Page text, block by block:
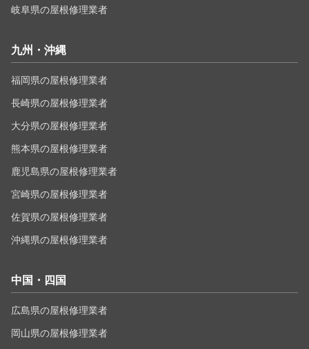
岐阜県の屋根修理業者
九州・沖縄
福岡県の屋根修理業者
長崎県の屋根修理業者
大分県の屋根修理業者
熊本県の屋根修理業者
鹿児島県の屋根修理業者
宮崎県の屋根修理業者
佐賀県の屋根修理業者
沖縄県の屋根修理業者
中国・四国
広島県の屋根修理業者
岡山県の屋根修理業者